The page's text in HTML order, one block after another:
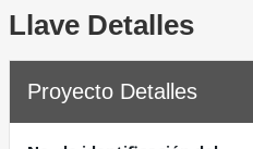
Llave Detalles
Proyecto Detalles